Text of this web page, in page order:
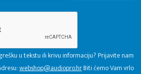
u tekstu ili krivu informaciju? Prijavite nam
webshop@audiopro.hrBiti ćemo Vam vrlo